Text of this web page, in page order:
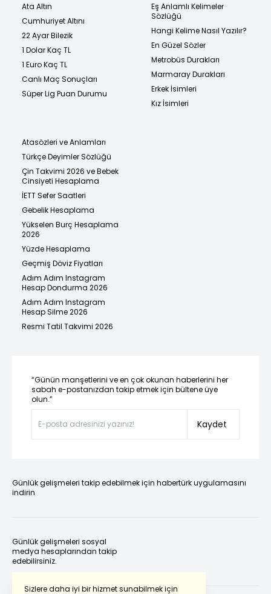
Sizlere daha iyi bir hizmet sunabilmek için
Ata Altın
Cumhuriyet Altını
22 Ayar Bilezik
1 Dolar Kaç TL
1 Euro Kaç TL
Canlı Maç Sonuçları
Süper Lig Puan Durumu
Eş Anlamlı Kelimeler
Sözlüğü
Hangi Kelime Nasıl Yazılır?
En Güzel Sözler
Metrobüs Durakları
Marmaray Durakları
Erkek İsimleri
Kız İsimleri
Atasözleri ve Anlamları
Türkçe Deyimler Sözlüğü
Çin Takvimi 2026 ve Bebek
Cinsiyeti Hesaplama
İETT Sefer Saatleri
Gebelik Hesaplama
Yükselen Burç Hesaplama
2026
Yüzde Hesaplama
Geçmiş Döviz Fiyatları
Adım Adım Instagram
Hesap Dondurma 2026
Adım Adım Instagram
Hesap Silme 2026
Resmi Tatil Takvimi 2026
“Günün manşetlerini ve en çok okunan haberlerini her
sabah e-postanızdan takip etmek için bültene üye
olun.”
Kaydet
Günlük gelişmeleri takip edebilmek için habertürk uygulamasını
indirin
Günlük gelişmeleri sosyal
medya hesaplarından takip
edebilirsiniz.